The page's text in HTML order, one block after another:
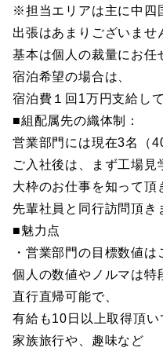
※担当エリアは主に中四
出張はあまりございませ
基本は個人の裁量にお任
宿泊希望の場合は、
宿泊費１回1万円支給し
■組配属先の織体制：
営業部門には現在3名（
ご入社後は、まず工場見
大枠のお仕事を知って頂
先輩社員と同行訪問頂き
■魅力点
・営業部門の目標数値は
個人の数値やノルマは特
直行直帰可能で、
有給も10日以上取得頂
家族旅行や、趣味など